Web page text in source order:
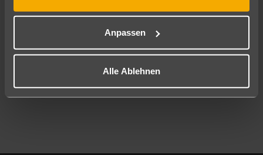
Anpassen
Alle Ablehnen
2 Erwachsene Keine Kinder